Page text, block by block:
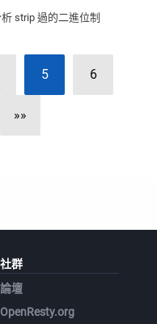
strip 過的二進位制
5 6
»»
社群
論壇
OpenResty.org